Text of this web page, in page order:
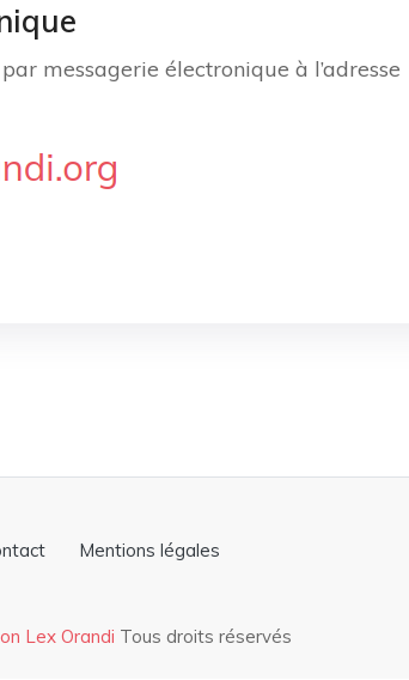
messagerie électronique à l’adresse
Mentions légales
Lex Orandi Tous droits réservés